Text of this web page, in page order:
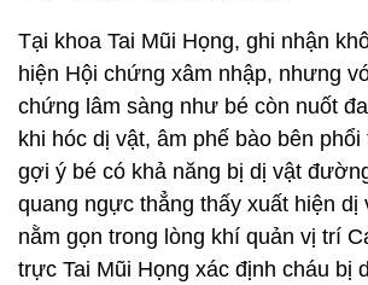
Tại khoa Tai Mũi Họng, ghi nhận
hiện Hội chứng xâm nhập, nhưng
chứng lâm sàng như bé còn nuốt
khi hóc dị vật, âm phế bào bên
gợi ý bé có khả năng bị dị vật
quang ngực thẳng thấy xuất hiện dị
nằm gọn trong lòng khí quản vị trí
trực Tai Mũi Họng xác định cháu bị